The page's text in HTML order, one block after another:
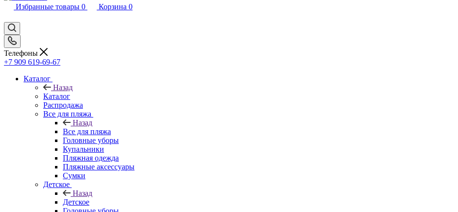
Избранные товары 0 Корзина 0
Телефоны
+7 909 619-69-67
Каталог
Назад
Каталог
Распродажа
Все для пляжа
Назад
Все для пляжа
Головные уборы
Купальники
Пляжная одежда
Пляжные аксессуары
Сумки
Детское
Назад
Детское